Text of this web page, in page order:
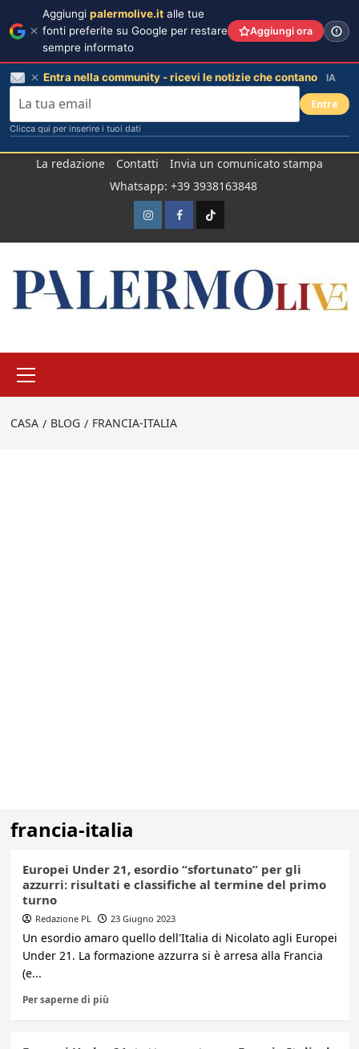
La redazione Contatti
Invia un comunicato stampa
Whatsapp: +39 3938163848
InstagramFacebook
TikTok
principale
CASA BLOG FRANCIA-ITALIA
francia-italia
Europei Under 21, esordio “sfortunato” per gli
azzurri: risultati e classifiche al termine del primo
turno
Redazione PL 23 Giugno 2023
Un esordio amaro quello dell'Italia di Nicolato agli Europei
Under 21. La formazione azzurra si è arresa alla Francia
(e...
Per saperne di più
Aggiungi palermolive.it alle tue
fonti preferite su Google per restare
sempre informato
Aggiungi ora
Entra nella community - ricevi le notizie che contano IA
Entra
Clicca qui per inserire i tuoi dati